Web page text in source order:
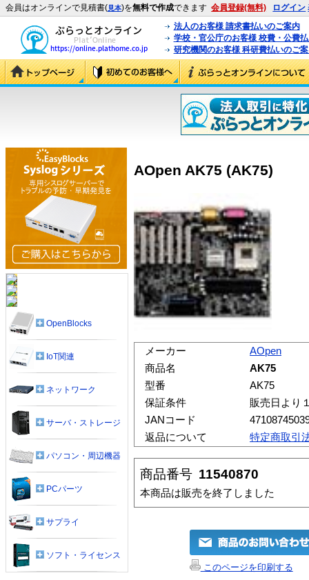
会員はオンラインで見積書(見本)を無料で作成できます 会員登録(無料) ログイン
法人のお客様 請求書払いのご案内
学校・官公庁のお客様 校費・公費
研究機関のお客様 科研費払いのご
AOpen AK75 (AK75)
メーカー
AOpen
商品名
AK75
型番
AK75
保証条件
販売日より
JANコード
返品について
特定商取引
商品番号 11540870
本商品は販売を終了しました
このページを印刷する
OpenBlocks
IoT関連
ネットワーク
サーバ・ストレージ
パソコン・周辺機器
PCパーツ
サプライ
ソフト・ライセンス